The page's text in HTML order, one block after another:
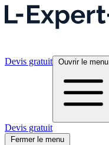
Devis gratuit Ouvrir le menu
Devis gratuit
Fermer le menu